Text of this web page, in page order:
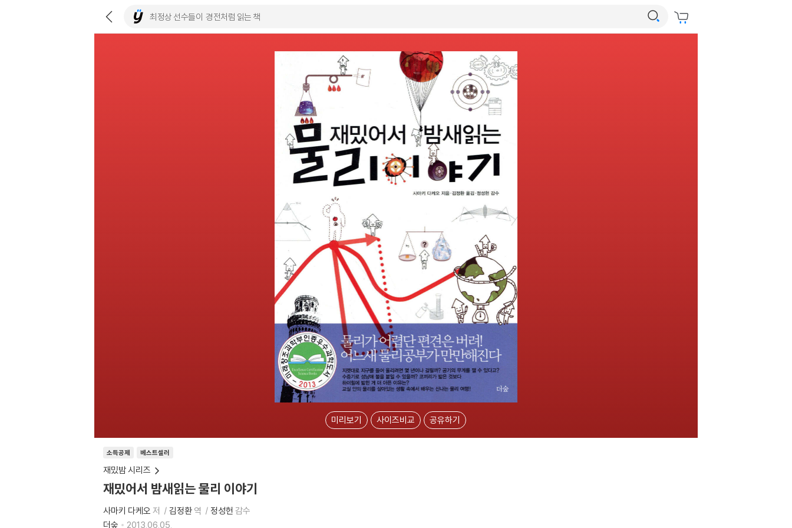
미리보기 사이즈비교 공유하기
소득공제 베스트셀러
재밌밤 시리즈
재밌어서 밤새읽는 물리 이야기
사마키 다케오 저 김정환 역 정성헌 감수
더숲
2013.06.05.